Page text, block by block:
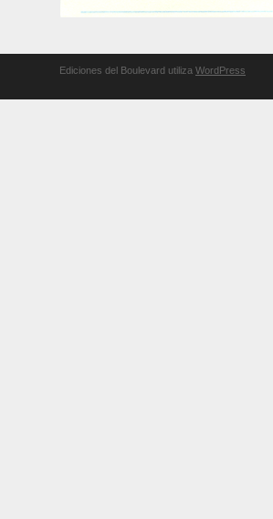
Ediciones del Boulevard utiliza WordPress